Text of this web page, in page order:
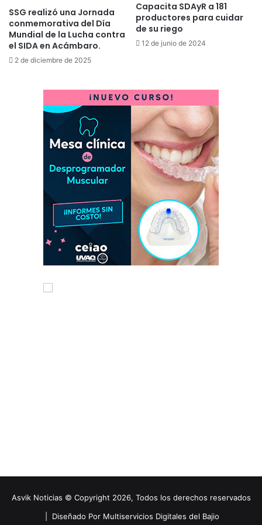
SSG realizó una Jornada
conmemorativa del Día
Mundial de la Lucha contra
el SIDA en Acámbaro.
2 de diciembre de 2025
Capacita SDAyR a 181
productores para cuidar
de su riego
12 de junio de 2024
Asvik Noticias © Copyright 2026, Todos los derechos reservados
Diseñado Por Multiservicios Digitales del Bajio